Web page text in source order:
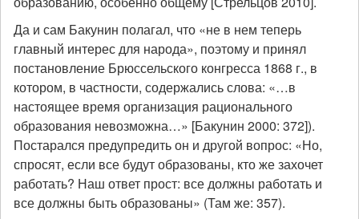
Да и сам Бакунин полагал, что «не в нем теперь
главный интерес для народа», поэтому и принял
постановление Брюссельского конгресса 1868 г., в
котором, в частности, содержались слова: «…в
настоящее время организация рационального
образования невозможна…» [Бакунин 2000: 372]).
Постарался предупредить он и другой вопрос: «Но,
спросят, если все будут образованы, кто же захочет
работать? Наш ответ прост: все должны работать и
все должны быть образованы» (Там же: 357).